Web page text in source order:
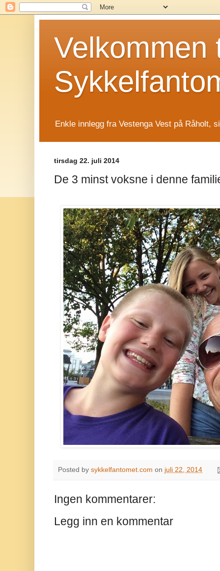
Velkommen
Enkle innlegg fra Vestenga Vest på Råholt,
tirsdag 22. juli 2014
De 3 minst voksne i denne
Posted by sykkelfantomet.com on juli 22, 2014
Ingen kommentarer:
Legg inn en kommentar